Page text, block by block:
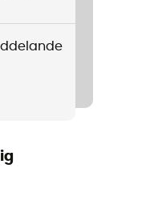
ursprung